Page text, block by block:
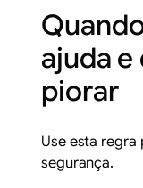
ajuda
piorar
Use esta
segurança.